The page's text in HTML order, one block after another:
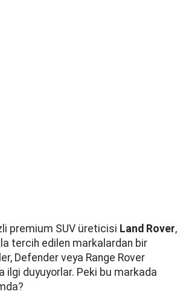
premium SUV üreticisi Land Rover,
tercih edilen markalardan bir
Defender veya Range Rover
ilgi duyuyorlar. Peki bu markada